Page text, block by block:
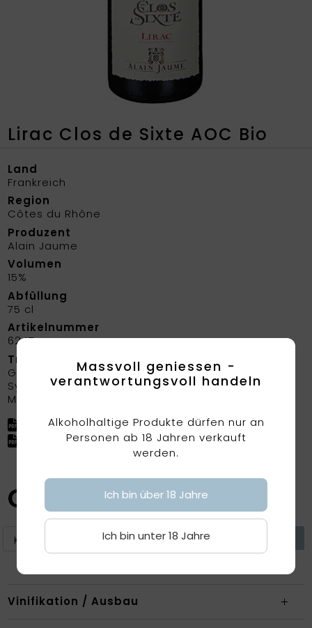
Lirac Clos de Sixte AOC Bio
Land
Frankreich
Region
Côtes du Rhône
Produzent
Alain Jaume
Volumen
15%
Abfüllung
75 cl
Artikelnummer
6247
Traubensorten
Grenache
Syrah
Mourvèdre (Monastrell)
Factsheet herunterladen
Factsheet (ohne Preis) herunterladen
CHF 19.50
Vinifikation / Ausbau
Massvoll geniessen -
verantwortungsvoll handeln
Alkoholhaltige Produkte dürfen nur an
Personen ab 18 Jahren verkauft
werden.
Ich bin über 18 Jahre
Ich bin unter 18 Jahre